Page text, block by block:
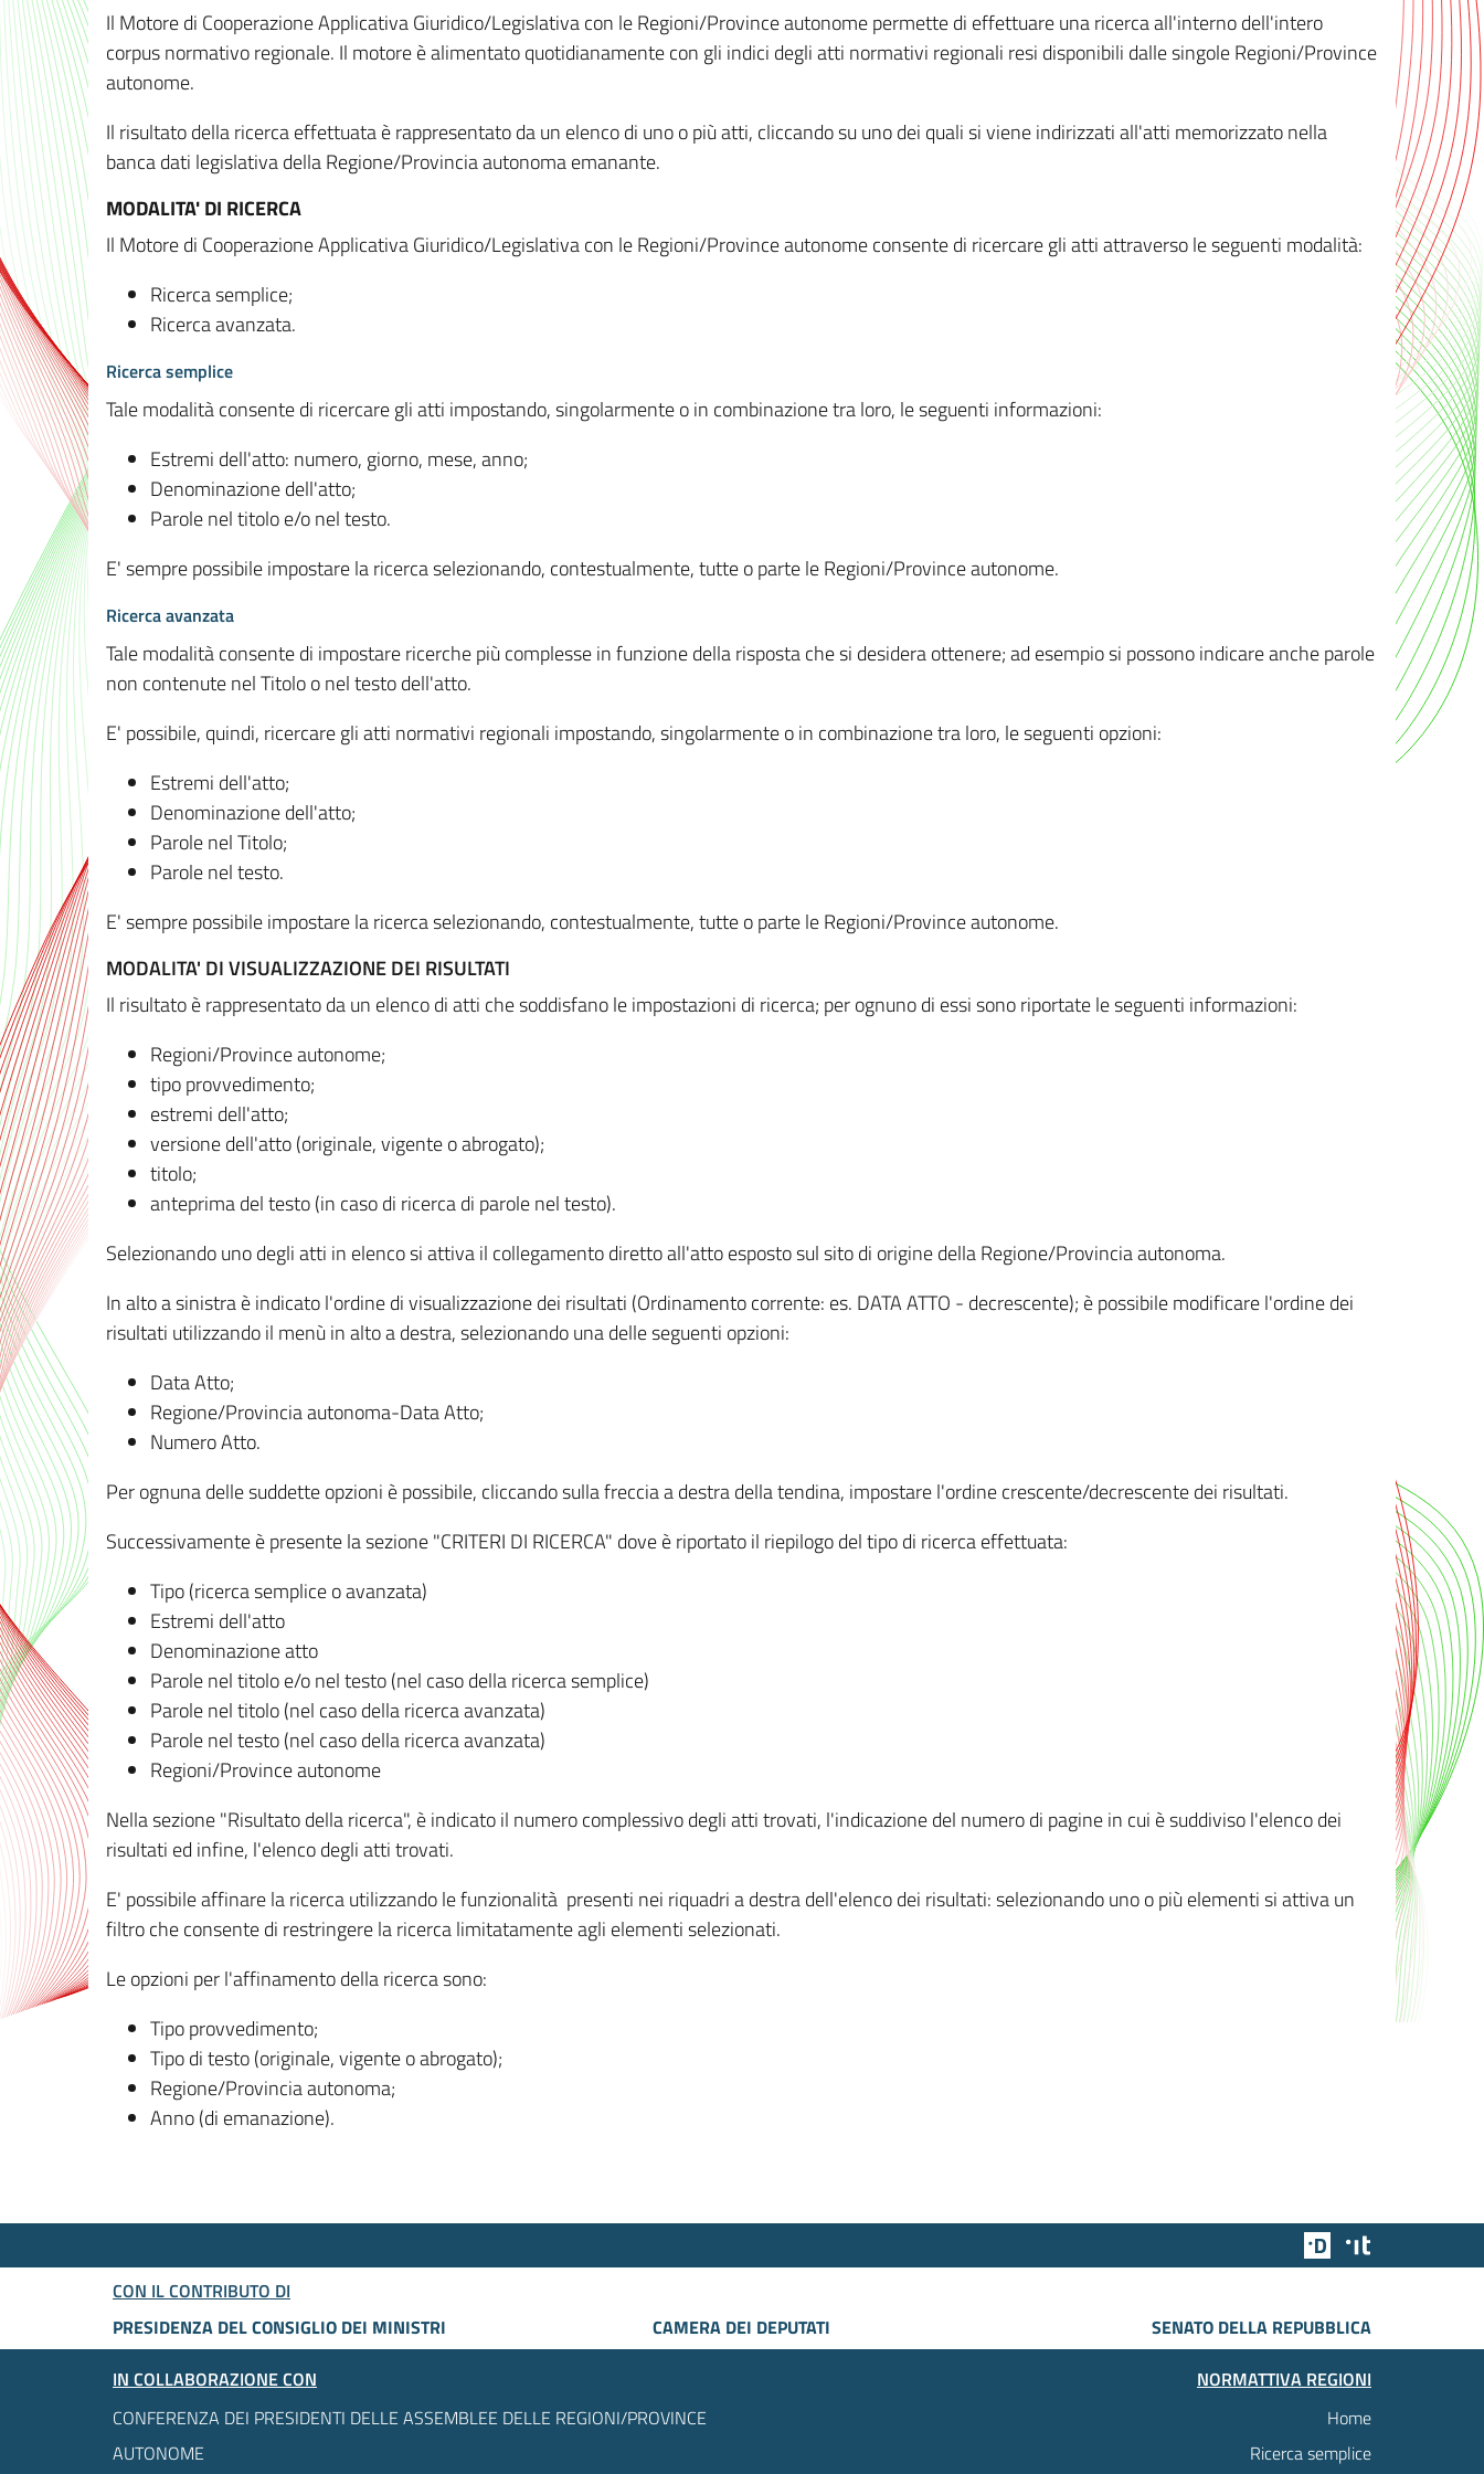
Il Motore di Cooperazione Applicativa Giuridico/Legislativa con le Regioni/Province autonome permette di effettuare una ricerca all'interno dell'intero
corpus normativo regionale. Il motore è alimentato quotidianamente con gli indici degli atti normativi regionali resi disponibili dalle singole Regioni/Province
autonome.
Il risultato della ricerca effettuata è rappresentato da un elenco di uno o più atti, cliccando su uno dei quali si viene indirizzati all'atti memorizzato nella
banca dati legislativa della Regione/Provincia autonoma emanante.
MODALITA' DI RICERCA
Il Motore di Cooperazione Applicativa Giuridico/Legislativa con le Regioni/Province autonome consente di ricercare gli atti attraverso le seguenti modalità:
Ricerca semplice;
Ricerca avanzata.
Ricerca semplice
Tale modalità consente di ricercare gli atti impostando, singolarmente o in combinazione tra loro, le seguenti informazioni:
Estremi dell'atto: numero, giorno, mese, anno;
Denominazione dell'atto;
Parole nel titolo e/o nel testo.
E' sempre possibile impostare la ricerca selezionando, contestualmente, tutte o parte le Regioni/Province autonome.
Ricerca avanzata
Tale modalità consente di impostare ricerche più complesse in funzione della risposta che si desidera ottenere; ad esempio si possono indicare anche parole
non contenute nel Titolo o nel testo dell'atto.
E' possibile, quindi, ricercare gli atti normativi regionali impostando, singolarmente o in combinazione tra loro, le seguenti opzioni:
Estremi dell'atto;
Denominazione dell'atto;
Parole nel Titolo;
Parole nel testo.
E' sempre possibile impostare la ricerca selezionando, contestualmente, tutte o parte le Regioni/Province autonome.
MODALITA' DI VISUALIZZAZIONE DEI RISULTATI
Il risultato è rappresentato da un elenco di atti che soddisfano le impostazioni di ricerca; per ognuno di essi sono riportate le seguenti informazioni:
Regioni/Province autonome;
tipo provvedimento;
estremi dell'atto;
versione dell'atto (originale, vigente o abrogato);
titolo;
anteprima del testo (in caso di ricerca di parole nel testo).
Selezionando uno degli atti in elenco si attiva il collegamento diretto all'atto esposto sul sito di origine della Regione/Provincia autonoma.
In alto a sinistra è indicato l'ordine di visualizzazione dei risultati (Ordinamento corrente: es. DATA ATTO - decrescente); è possibile modificare l'ordine dei
risultati utilizzando il menù in alto a destra, selezionando una delle seguenti opzioni:
Data Atto;
Regione/Provincia autonoma-Data Atto;
Numero Atto.
Per ognuna delle suddette opzioni è possibile, cliccando sulla freccia a destra della tendina, impostare l'ordine crescente/decrescente dei risultati.
Successivamente è presente la sezione "CRITERI DI RICERCA" dove è riportato il riepilogo del tipo di ricerca effettuata:
Tipo (ricerca semplice o avanzata)
Estremi dell'atto
Denominazione atto
Parole nel titolo e/o nel testo (nel caso della ricerca semplice)
Parole nel titolo (nel caso della ricerca avanzata)
Parole nel testo (nel caso della ricerca avanzata)
Regioni/Province autonome
Nella sezione "Risultato della ricerca", è indicato il numero complessivo degli atti trovati, l'indicazione del numero di pagine in cui è suddiviso l'elenco dei
risultati ed infine, l'elenco degli atti trovati.
E' possibile affinare la ricerca utilizzando le funzionalità presenti nei riquadri a destra dell'elenco dei risultati: selezionando uno o più elementi si attiva un
filtro che consente di restringere la ricerca limitatamente agli elementi selezionati.
Le opzioni per l'affinamento della ricerca sono:
Tipo provvedimento;
Tipo di testo (originale, vigente o abrogato);
Regione/Provincia autonoma;
Anno (di emanazione).
Team Digitale
CON IL CONTRIBUTO DI
PRESIDENZA DEL CONSIGLIO DEI MINISTRI
CAMERA DEI DEPUTATI
SENATO DELLA REPUBBLICA
IN COLLABORAZIONE CON
CONFERENZA DEI PRESIDENTI DELLE ASSEMBLEE DELLE REGIONI/PROVINCE
AUTONOME
NORMATTIVA REGIONI
Home
Ricerca semplice